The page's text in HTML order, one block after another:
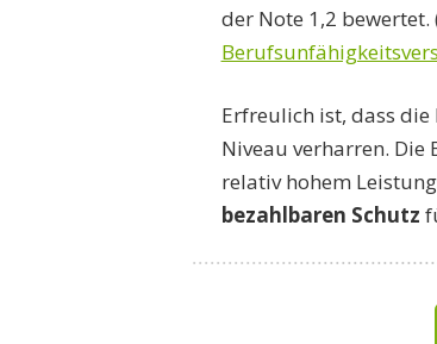
der Note 1,2 bewertet.
Erfreulich ist, dass die
Niveau verharren.
relativ hohem
bezahlbaren Schutz